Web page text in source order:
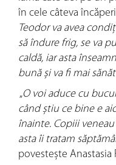
în cele câteva
Teodor va avea
să îndure frig, se va
caldă, iar asta
bună și va fi mai
„O voi aduce cu
când știu ce bine e
înainte. Copiii
asta îi tratam
povestește Anastasia